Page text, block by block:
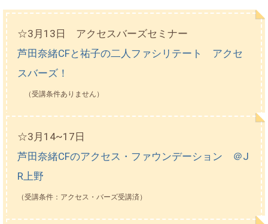
☆3月13日 アクセスバーズセミナー
芦田奈緒CFと祐子の二人ファシリテート アクセ
スバーズ！
（受講条件ありません）
☆3月14~17日
芦田奈緒CFのアクセス・ファウンデーション ＠J
R上野
（受講条件：アクセス・バーズ受講済）